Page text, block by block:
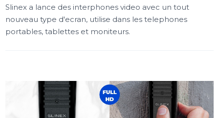
Slinex a lance des interphones video avec un tout
nouveau type d'ecran, utilise dans les telephones
portables, tablettes et moniteurs.